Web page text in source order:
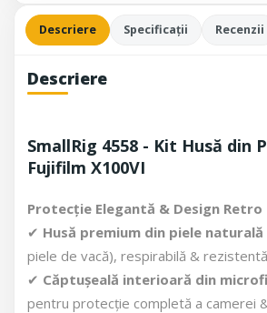
Descriere Specificații Recenzii
Descriere
SmallRig 4558 - Kit Husă din
Fujifilm X100VI
Protecție Elegantă & Design Retro
✔ Husă premium din piele naturală
piele de vacă), respirabilă &
✔ Căptușeală interioară din
pentru protecție completă a camerei